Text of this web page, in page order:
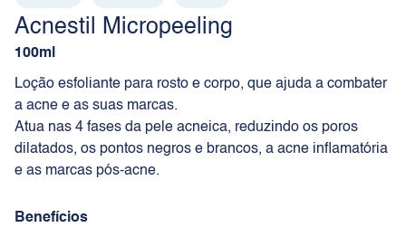
Acnestil Micropeeling
100ml
Loção esfoliante para rosto e corpo, que ajuda a combater
a acne e as suas marcas.
Atua nas 4 fases da pele acneica, reduzindo os poros
dilatados, os pontos negros e brancos, a acne inflamatória
e as marcas pós-acne.
Benefícios